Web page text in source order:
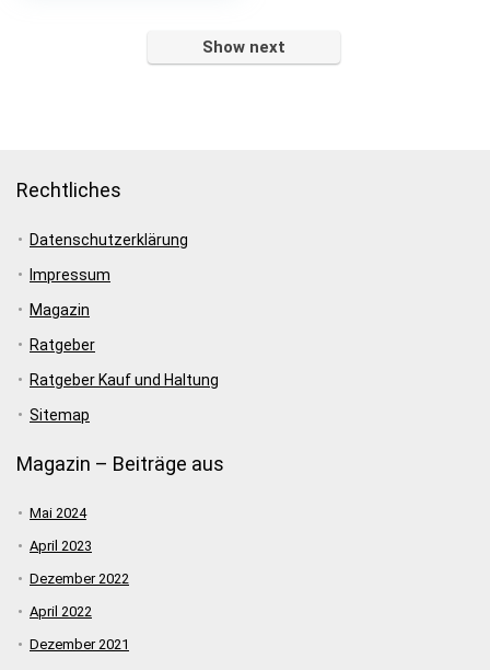
Show next
Rechtliches
Datenschutzerklärung
Impressum
Magazin
Ratgeber
Ratgeber Kauf und Haltung
Sitemap
Magazin – Beiträge aus
Mai 2024
April 2023
Dezember 2022
April 2022
Dezember 2021